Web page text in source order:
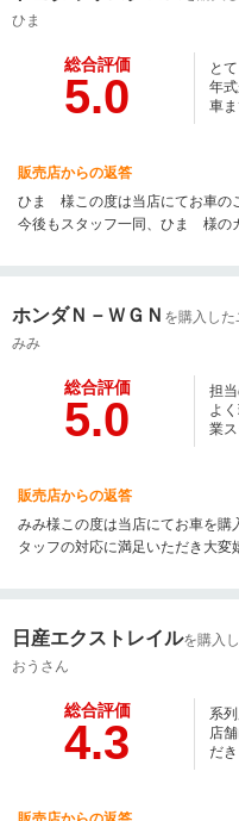
ひま
総合評価
5.0
と
年
車ま
販売店からの返答
ひま 様この度は当店にてお車の
今後もスタッフ一同、ひま 様の
ホンダＮ－ＷＧＮ を購入した
みみ
総合評価
5.0
担
よ
業ス
販売店からの返答
みみ様この度は当店にてお車を購
タッフの対応に満足いただき大変
いたします。
日産エクストレイルを購入
おうさん
総合評価
4.3
系
店
だき